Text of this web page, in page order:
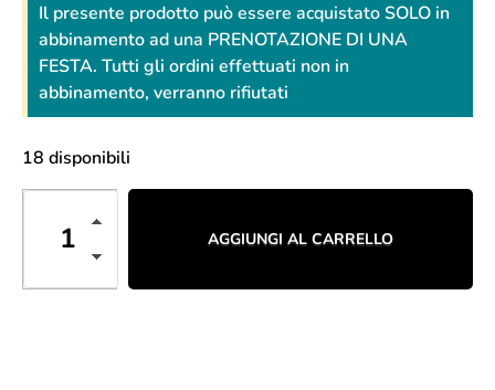
Il presente prodotto può essere acquistato SOLO in
abbinamento ad una PRENOTAZIONE DI UNA
FESTA. Tutti gli ordini effettuati non in
abbinamento, verranno rifiutati
18 disponibili
AGGIUNGI AL CARRELLO